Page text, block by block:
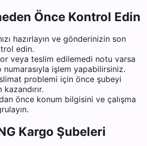
Önce Kontrol Edin
hazırlayın ve gönderinizin son
edin.
veya teslim edilemedi notu varsa
işlem yapabilirsiniz.
problemi için önce şubeyi
önce konum bilgisini ve çalışma
Kargo Şubeleri